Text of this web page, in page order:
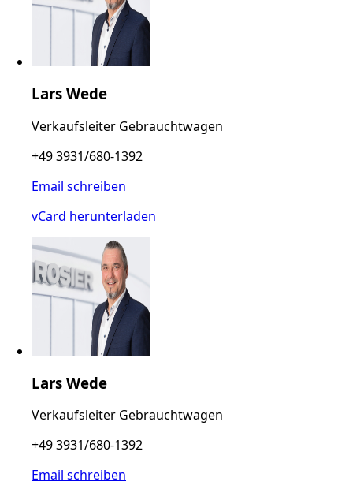
Lars Wede
Verkaufsleiter Gebrauchtwagen
+49 3931/680-1392
Email schreiben
vCard herunterladen
Lars Wede
Verkaufsleiter Gebrauchtwagen
+49 3931/680-1392
Email schreiben